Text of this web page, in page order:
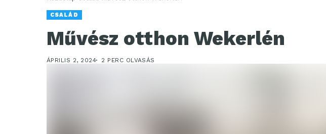
CSALÁD
Művész otthon Wekerlén
ÁPRILIS 2, 2024 2 PERC OLVASÁS